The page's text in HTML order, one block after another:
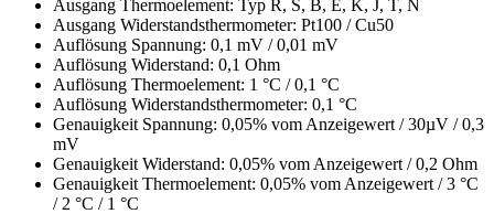
Ausgang Thermoelement: Typ R, S, B, E, K, J, T, N
Ausgang Widerstandsthermometer: Pt100 / Cu50
Auflösung Spannung: 0,1 mV / 0,01 mV
Auflösung Widerstand: 0,1 Ohm
Auflösung Thermoelement: 1 °C / 0,1 °C
Auflösung Widerstandsthermometer: 0,1 °C
Genauigkeit Spannung: 0,05% vom Anzeigewert / 30µV / 0,3
mV
Genauigkeit Widerstand: 0,05% vom Anzeigewert / 0,2 Ohm
Genauigkeit Thermoelement: 0,05% vom Anzeigewert / 3 °C
/ 2 °C / 1 °C